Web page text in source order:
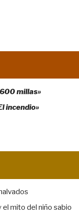
millas»
incendio»
mito del niño sabio